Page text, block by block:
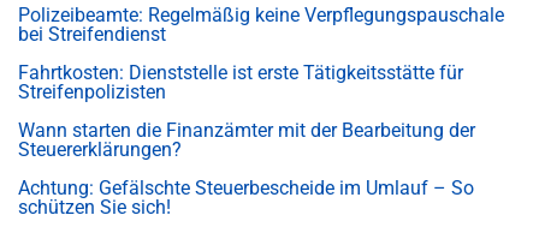
Polizeibeamte: Regelmäßig keine Verpflegungspauschale
bei Streifendienst
Fahrtkosten: Dienststelle ist erste Tätigkeitsstätte für
Streifenpolizisten
Wann starten die Finanzämter mit der Bearbeitung der
Steuererklärungen?
Achtung: Gefälschte Steuerbescheide im Umlauf – So
schützen Sie sich!